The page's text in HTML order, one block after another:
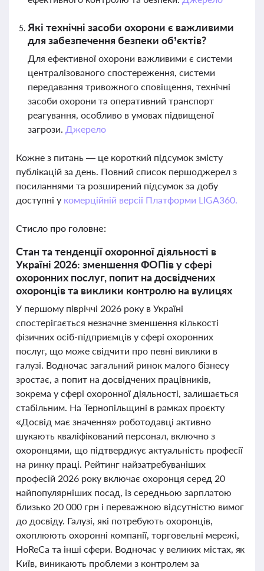
Які технічні засоби охорони є важливими
для забезпечення безпеки об’єктів?
Для ефективної охорони важливими є системи
централізованого спостереження, системи
передавання тривожного сповіщення, технічні
засоби охорони та оперативний транспорт
реагування, особливо в умовах підвищеної
загрози. Джерело
Кожне з питань — це короткий підсумок змісту
публікацій за день. Повний список першоджерел з
посиланнями та розширений підсумок за добу
доступні у комерційній версії Платформи LIGA360.
Стисло про головне:
Стан та тенденції охоронної діяльності в
Україні 2026: зменшення ФОПів у сфері
охоронних послуг, попит на досвідчених
охоронців та виклики контролю на вулицях
У першому півріччі 2026 року в Україні
спостерігається незначне зменшення кількості
фізичних осіб-підприємців у сфері охоронних
послуг, що може свідчити про певні виклики в
галузі. Водночас загальний ринок малого бізнесу
зростає, а попит на досвідчених працівників,
зокрема у сфері охоронної діяльності, залишається
стабільним. На Тернопільщині в рамках проєкту
«Досвід має значення» роботодавці активно
шукають кваліфікований персонал, включно з
охоронцями, що підтверджує актуальність професії
на ринку праці. Рейтинг найзатребуваніших
професій 2026 року включає охоронця серед 20
найпопулярніших посад, із середньою зарплатою
близько 20 000 грн і переважною відсутністю вимог
до досвіду. Галузі, які потребують охоронців,
охоплюють охоронні компанії, торговельні мережі,
HoReCa та інші сфери. Водночас у великих містах, як
Київ, виникають проблеми з контролем за